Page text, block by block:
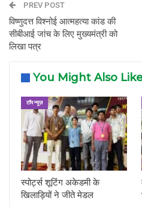
PREV POST
विष्णुदत्त विश्नोई आत्महत्या कांड की
सीबीआई जांच के लिए मुख्यमंत्री को
लिखा पत्र
You Might Also
टॉप न्यूज़
स्पोर्ट्स शूटिंग अकेडमी के
खिलाड़ियों ने जीते मेडल